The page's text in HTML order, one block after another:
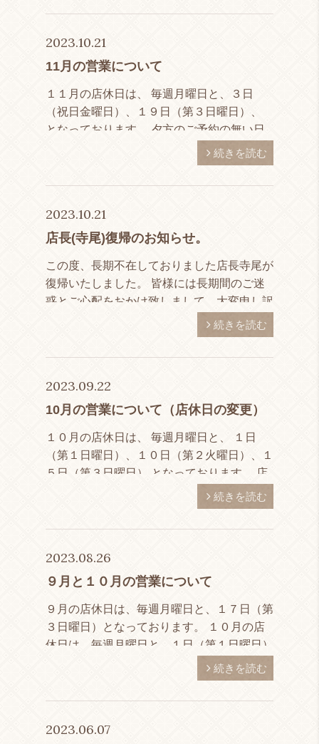
まで。 １月のお休みは […]
2023.10.21
11月の営業について
１１月の店休日は、 毎週月曜日と、３日
（祝日金曜日）、１９日（第３日曜日）、
となっております。 夕方のご予約の無い日
は、閉店時間を１７時１５分とさせて頂いて
続きを読む
2023.10.21
店長(寺尾)復帰のお知らせ。
この度、長期不在しておりました店長寺尾が
復帰いたしました。 皆様には長期間のご迷
惑とご心配をおかけ致しまして、大変申し訳
ございませんでした。 今後とも、どうぞよ
す。 Frais Vie […]
続きを読む
2023.09.22
10月の営業について（店休日の変更）
１０月の店休日は、 毎週月曜日と、 １日
（第１日曜日）、１０日（第２火曜日）、１
５日（第３日曜日） となっております。 店
長寺尾が長期不在中のため、皆様にはご迷惑
をおかけしており、大変申し訳ございませ
ん。 １０月の中旬あ […]
続きを読む
2023.08.26
９月と１０月の営業について
９月の店休日は、毎週月曜日と、１７日（第
３日曜日）となっております。 １０月の店
休日は、毎週月曜日と、１日（第１日曜日）
と、１５日（第３日曜日）となっておりま
す。 ８月２６日から店長寺尾が長期不在の
ため、スタッフの松本の […]
続きを読む
2023.06.07